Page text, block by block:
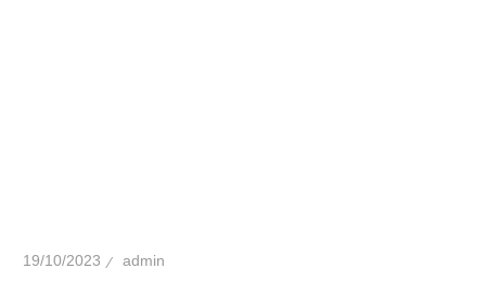
19/10/2023 admin